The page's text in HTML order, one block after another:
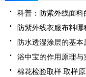
科普：防紫外线面料
防紫外线衣服布料
防水透湿涂层的基本
浴中宝的作用原理与
棉花检验取样 取样